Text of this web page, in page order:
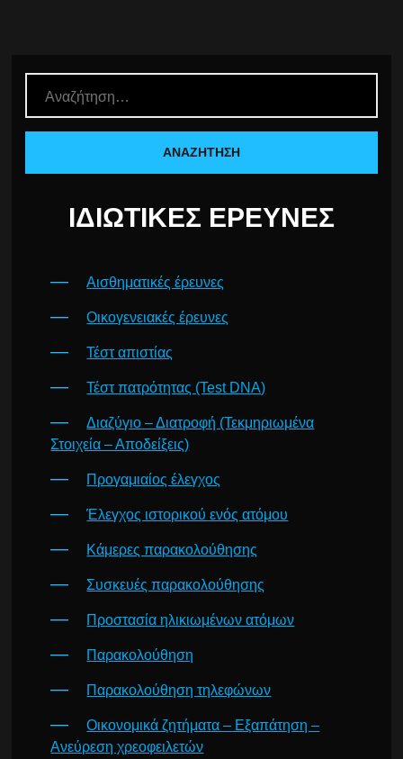
ΙΔΙΩΤΙΚΈΣ ΈΡΕΥΝΕΣ
Αισθηματικές έρευνες
Οικογενειακές έρευνες
Τέστ απιστίας
Τέστ πατρότητας (Test DNA)
Διαζύγιο – Διατροφή (Τεκμηριωμένα
Στοιχεία – Αποδείξεις)
Προγαμιαίος έλεγχος
Έλεγχος ιστορικού ενός ατόμου
Κάμερες παρακολούθησης
Συσκευές παρακολούθησης
Προστασία ηλικιωμένων ατόμων
Παρακολούθηση
Παρακολούθηση τηλεφώνων
Οικονομικά ζητήματα – Εξαπάτηση –
Ανεύρεση χρεοφειλετών